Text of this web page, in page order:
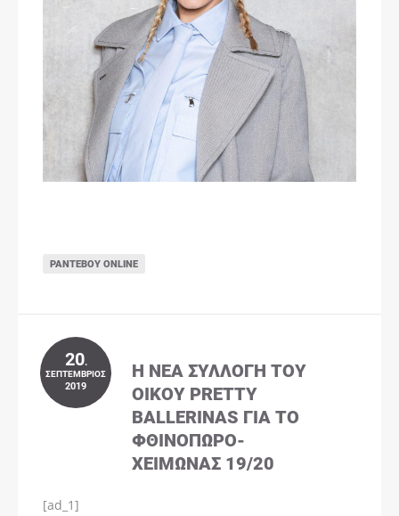
ΡΑΝΤΕΒΟΎ ONLINE
20.
ΣΕΠΤΈΜΒΡΙΟΣ
2019
Η ΝΈΑ ΣΥΛΛΟΓΉ ΤΟΥ
ΟΊΚΟΥ PRETTY
BALLERINAS ΓΙΑ ΤΟ
ΦΘΙΝΌΠΩΡΟ-
ΧΕΙΜΏΝΑΣ 19/20
[ad_1]